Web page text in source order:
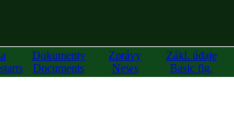
Dokumenty
Documents
Zprávy
News
Zákl. údaje
Basic fig.